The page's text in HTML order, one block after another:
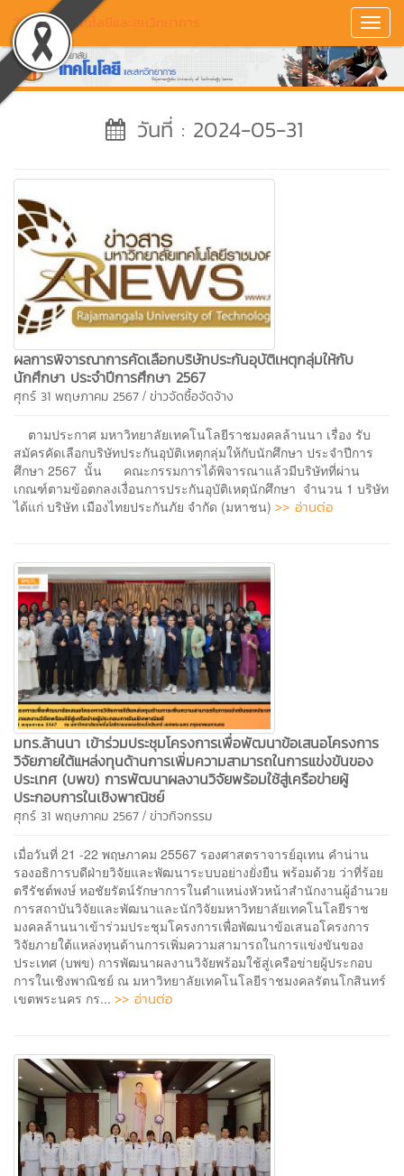
วิทยาลัยเทคโนโลยีและสหวิทยาการ
วันที่ : 2024-05-31
ผลการพิจารณาการคัดเลือกบริษัทประกันอุบัติเหตุกลุ่มให้กับ
นักศึกษา ประจำปีการศึกษา 2567
ศุกร์ 31 พฤษภาคม 2567 / ข่าวจัดซื้อจัดจ้าง
ตามประกาศ มหาวิทยาลัยเทคโนโลยีราชมงคลล้านนา เรื่อง รับ
สมัครคัดเลือกบริษัทประกันอุบัติเหตุกลุ่มให้กับนักศึกษา ประจำปีการ
ศึกษา 2567 นั้น คณะกรรมการได้พิจารณาแล้วมีบริษัทที่ผ่าน
เกณฑ์ตามข้อตกลงเงื่อนการประกันอุบัติเหตุนักศึกษา จำนวน 1 บริษัท
ได้แก่ บริษัท เมืองไทยประกันภัย จำกัด (มหาชน) >> อ่านต่อ
มทร.ล้านนา เข้าร่วมประชุมโครงการเพื่อพัฒนาข้อเสนอโครงการ
วิจัยภายใต้แหล่งทุนด้านการเพิ่มความสามารถในการแข่งขันของ
ประเทศ (บพข) การพัฒนาผลงานวิจัยพร้อมใช้สู่เครือข่ายผู้
ประกอบการในเชิงพาณิชย์
ศุกร์ 31 พฤษภาคม 2567 / ข่าวกิจกรรม
เมื่อวันที่ 21 -22 พฤษภาคม 25567 รองศาสตราจารย์อุเทน คำน่าน
รองอธิการบดีฝ่ายวิจัยและพัฒนาระบบอย่างยั่งยืน พร้อมด้วย ว่าที่ร้อย
ตรีรัชต์พงษ์ หอชัยรัตน์รักษาการในตำแหน่งหัวหน้าสำนักงานผู้อำนวย
การสถาบันวิจัยและพัฒนาและนักวิจัยมหาวิทยาลัยเทคโนโลยีราช
มงคลล้านนาเข้าร่วมประชุมโครงการเพื่อพัฒนาข้อเสนอโครงการ
วิจัยภายใต้แหล่งทุนด้านการเพิ่มความสามารถในการแข่งขันของ
ประเทศ (บพข) การพัฒนาผลงานวิจัยพร้อมใช้สู่เครือข่ายผู้ประกอบ
การในเชิงพาณิชย์ ณ มหาวิทยาลัยเทคโนโลยีราชมงคลรัตนโกสินทร์
เขตพระนคร กร... >> อ่านต่อ